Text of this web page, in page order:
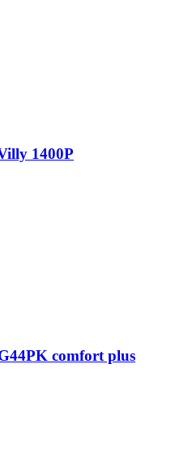
1400P
comfort plus